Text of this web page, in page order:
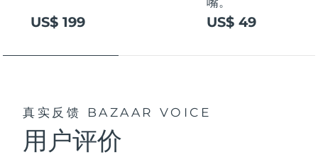
US$ 199 US$ 49
真实反馈 BAZAAR VOICE
用户评价